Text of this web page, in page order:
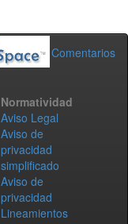
Comentarios
Normatividad
Aviso Legal
Aviso de
privacidad
simplificado
Aviso de
privacidad
Lineamientos